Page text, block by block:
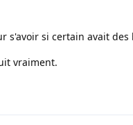
s'avoir si certain avait des
vraiment.